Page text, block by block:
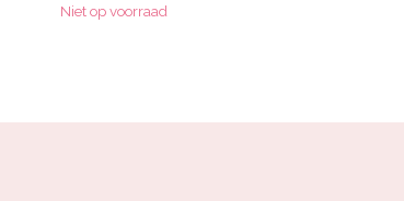
Niet op voorraad